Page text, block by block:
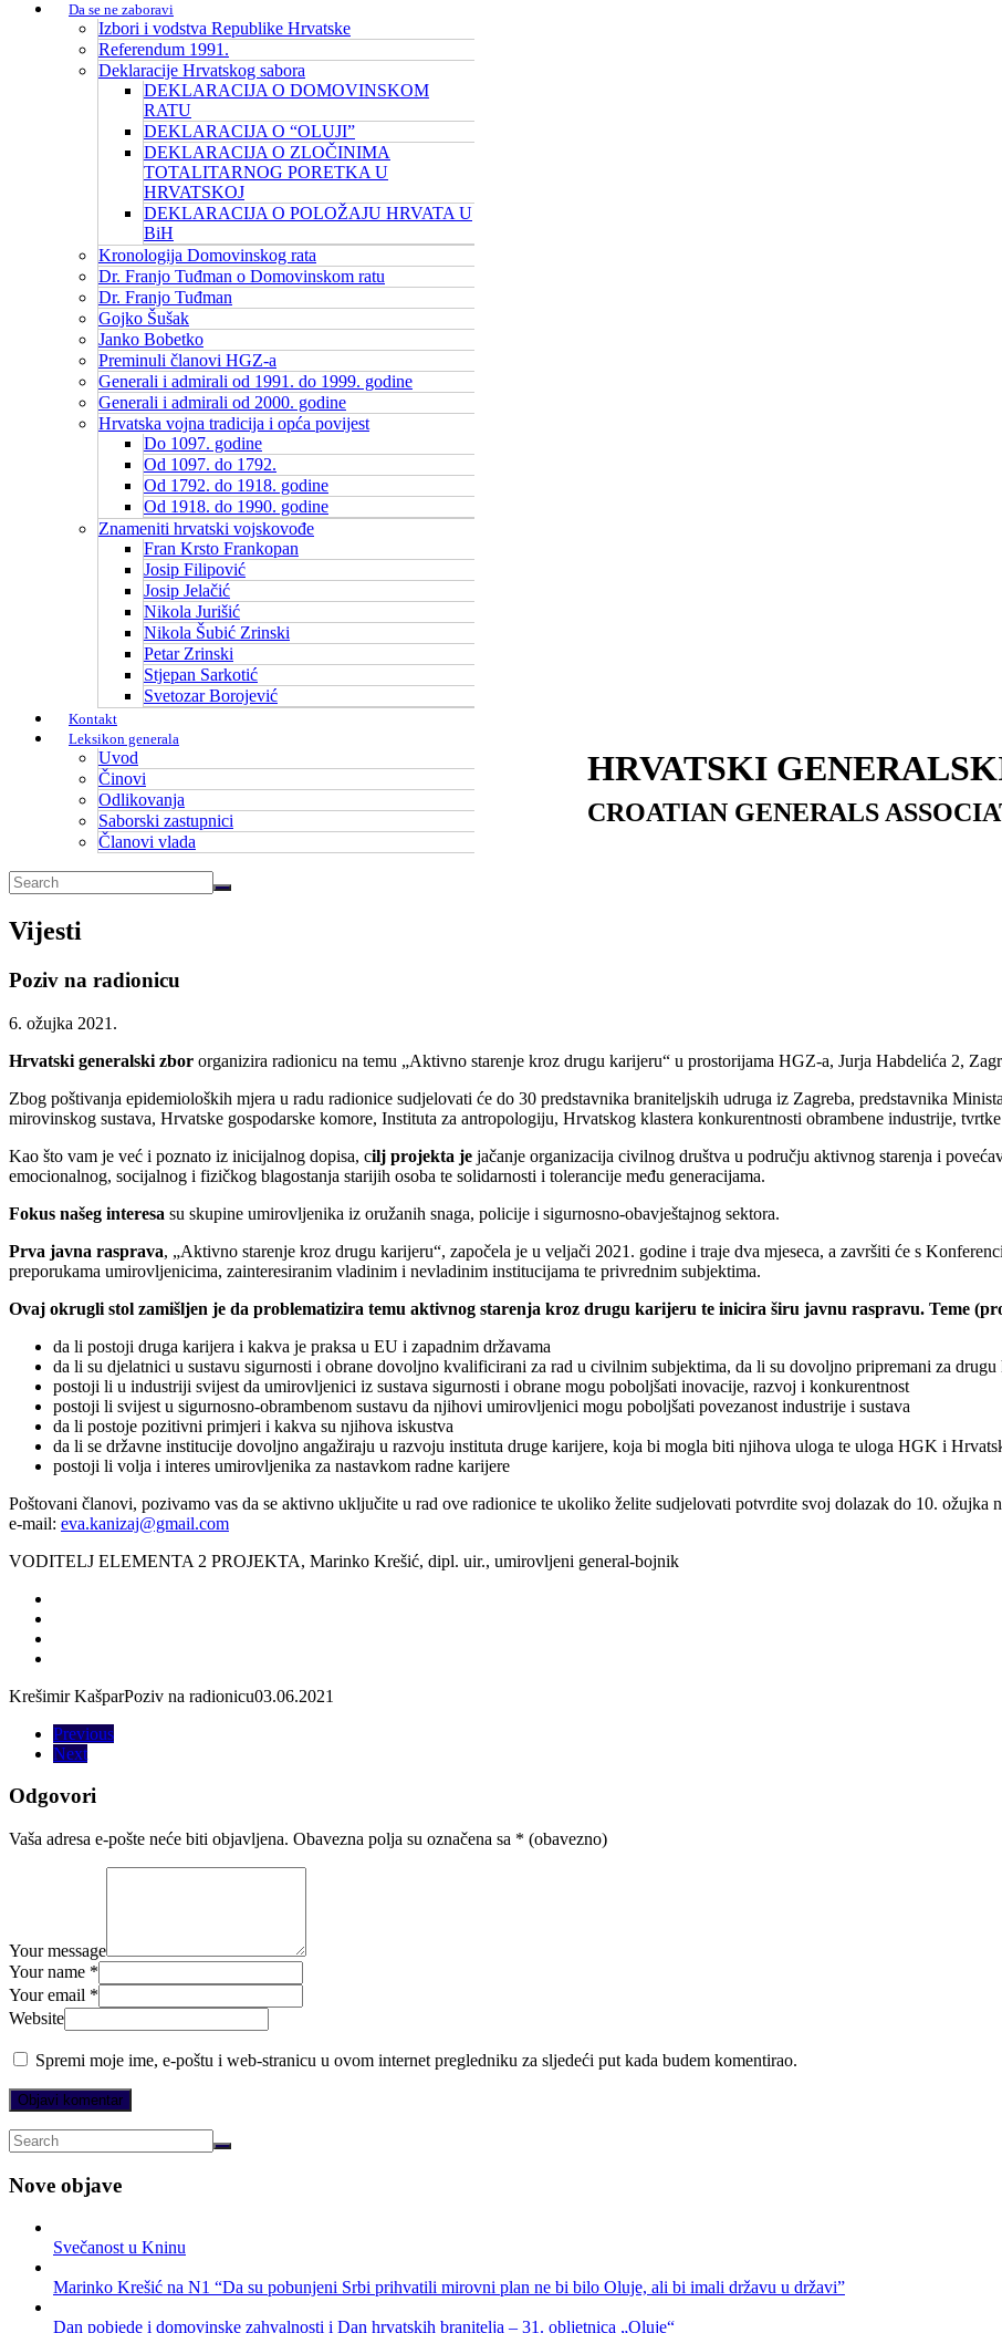
HRVATSKI
CROATIAN GENERALS
Da se ne zaboravi
Izbori i vodstva Republike Hrvatske
Referendum 1991.
Deklaracije Hrvatskog sabora
DEKLARACIJA O DOMOVINSKOM
RATU
DEKLARACIJA O “OLUJI”
DEKLARACIJA O ZLOČINIMA
TOTALITARNOG PORETKA U
HRVATSKOJ
DEKLARACIJA O POLOŽAJU HRVATA U
BiH
Kronologija Domovinskog rata
Dr. Franjo Tuđman o Domovinskom ratu
Dr. Franjo Tuđman
Gojko Šušak
Janko Bobetko
Preminuli članovi HGZ-a
Generali i admirali od 1991. do 1999. godine
Generali i admirali od 2000. godine
Hrvatska vojna tradicija i opća povijest
Do 1097. godine
Od 1097. do 1792.
Od 1792. do 1918. godine
Od 1918. do 1990. godine
Znameniti hrvatski vojskovođe
Fran Krsto Frankopan
Josip Filipović
Josip Jelačić
Nikola Jurišić
Nikola Šubić Zrinski
Petar Zrinski
Stjepan Sarkotić
Svetozar Borojević
Kontakt
Leksikon generala
Uvod
Činovi
Odlikovanja
Saborski zastupnici
Članovi vlada
Vijesti
Poziv na radionicu
6. ožujka 2021.
Hrvatski generalski zbor organizira radionicu na temu „Aktivno starenje kroz drugu karijeru“ u prostorijama HGZ-a, Jurja Habdelića 2,
Zbog poštivanja epidemioloških mjera u radu radionice sudjelovati će do 30 predstavnika braniteljskih udruga iz Zagreba, predstavnika
mirovinskog sustava, Hrvatske gospodarske komore, Instituta za antropologiju, Hrvatskog klastera konkurentnosti obrambene industrije,
Kao što vam je već i poznato iz inicijalnog dopisa, cilj projekta je jačanje organizacija civilnog društva u području aktivnog starenja i
emocionalnog, socijalnog i fizičkog blagostanja starijih osoba te solidarnosti i tolerancije među generacijama.
Fokus našeg interesa su skupine umirovljenika iz oružanih snaga, policije i sigurnosno-obavještajnog sektora.
Prva javna rasprava, „Aktivno starenje kroz drugu karijeru“, započela je u veljači 2021. godine i traje dva mjeseca, a završiti će s
preporukama umirovljenicima, zainteresiranim vladinim i nevladinim institucijama te privrednim subjektima.
Ovaj okrugli stol zamišljen je da problematizira temu aktivnog starenja kroz drugu karijeru te inicira širu javnu raspravu. Teme
da li postoji druga karijera i kakva je praksa u EU i zapadnim državama
da li su djelatnici u sustavu sigurnosti i obrane dovoljno kvalificirani za rad u civilnim subjektima, da li su dovoljno pripremani za drugu
postoji li u industriji svijest da umirovljenici iz sustava sigurnosti i obrane mogu poboljšati inovacije, razvoj i konkurentnost
postoji li svijest u sigurnosno-obrambenom sustavu da njihovi umirovljenici mogu poboljšati povezanost industrije i sustava
da li postoje pozitivni primjeri i kakva su njihova iskustva
da li se državne institucije dovoljno angažiraju u razvoju instituta druge karijere, koja bi mogla biti njihova uloga te uloga HGK i
postoji li volja i interes umirovljenika za nastavkom radne karijere
Poštovani članovi, pozivamo vas da se aktivno uključite u rad ove radionice te ukoliko želite sudjelovati potvrdite svoj dolazak do 10.
e-mail: eva.kanizaj@gmail.com
VODITELJ ELEMENTA 2 PROJEKTA, Marinko Krešić, dipl. uir., umirovljeni general-bojnik
Krešimir KašparPoziv na radionicu03.06.2021
Previous
Next
Odgovori
Vaša adresa e-pošte neće biti objavljena. Obavezna polja su označena sa * (obavezno)
Your message
Your name *
Your email *
Website
Spremi moje ime, e-poštu i web-stranicu u ovom internet pregledniku za sljedeći put kada budem komentirao.
Nove objave
Svečanost u Kninu
Marinko Krešić na N1 “Da su pobunjeni Srbi prihvatili mirovni plan ne bi bilo Oluje, ali bi imali državu u državi”
Dan pobjede i domovinske zahvalnosti i Dan hrvatskih branitelja – 31. obljetnica „Oluje“